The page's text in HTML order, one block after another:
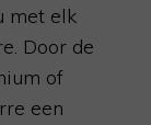
met elk
Door de
of
een